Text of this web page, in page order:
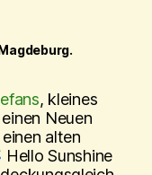
, kleines
Neuen
alten
Hello Sunshine